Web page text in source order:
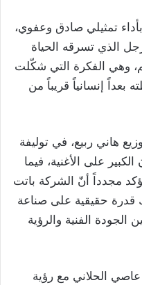
تمثيلي صادق وعفوي،
الذي تسرقه الحياة
وهي الفكرة التي شكّلت
بعداً إنسانياً قريباً من
هاني ربيع، في توليفة
على الأغنية، فيما
مجدداً أنّ الشركة باتت
قدرة حقيقية على صناعة
الفنية والرؤية
الحلاني مع رؤية